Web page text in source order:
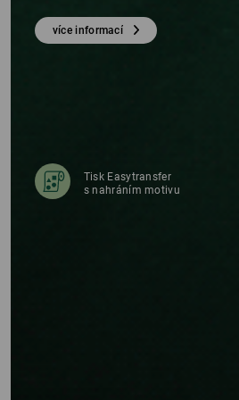
více informací
Tisk Easytransfer
s nahráním motivu